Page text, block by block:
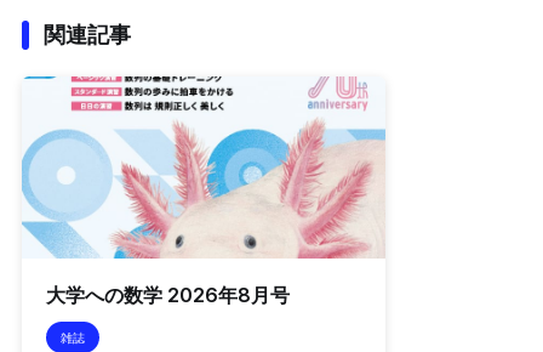
関連記事
大学への数学 2026年8月号
雑誌